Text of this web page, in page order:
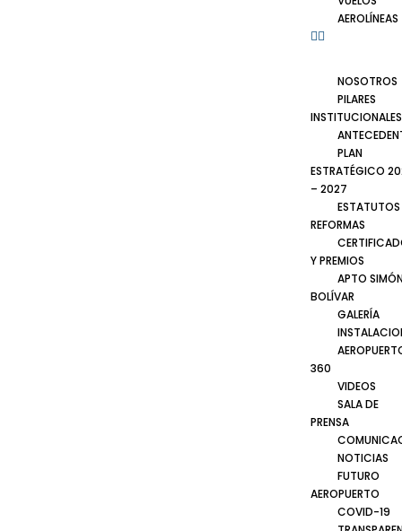
AEROLÍNEAS
NOSOTROS
PILARES
INSTITUCIONALES
PLAN
ESTRATÉGICO
– 2027
ESTATUTOS
REFORMAS
Y PREMIOS
APTO
BOLÍVAR
GALERÍA
360
VIDEOS
SALA DE
PRENSA
NOTICIAS
FUTURO
AEROPUERTO
COVID-19